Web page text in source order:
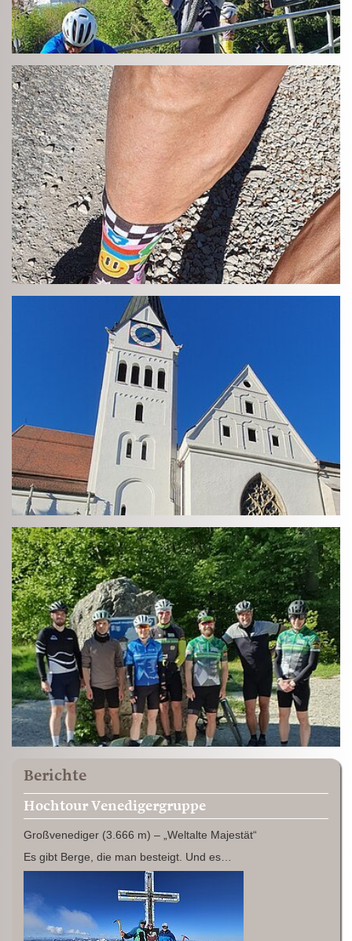
Berichte
Hochtour Venedigergruppe
Großvenediger (3.666 m) – „Weltalte Majestät“
Es gibt Berge, die man besteigt. Und es…